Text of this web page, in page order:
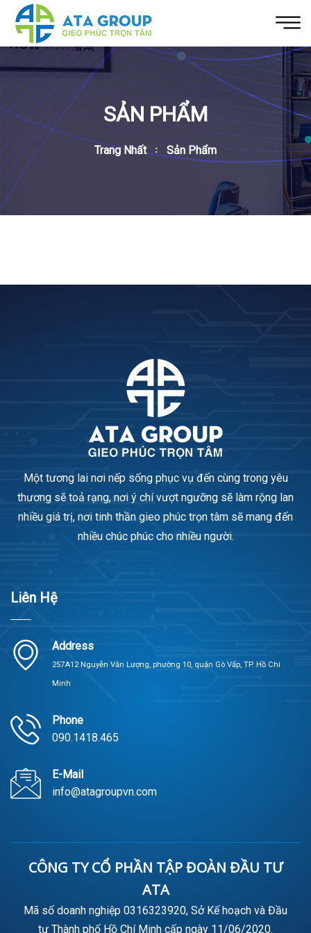
SẢN PHẨM
Trang Nhất Sản Phẩm
Một tương lai nơi nếp sống phục vụ đến cùng trong yêu
thương sẽ toả rạng, nơi ý chí vượt ngưỡng sẽ làm rộng lan
nhiều giá trị, nơi tinh thần gieo phúc trọn tâm sẽ mang đến
nhiều chúc phúc cho nhiều người.
Liên Hệ
Address
257A12 Nguyễn Văn Lượng, phường 10, quận Gò Vấp, TP. Hồ Chí
Minh
Phone
090.1418.465
E-Mail
info@atagroupvn.com
CÔNG TY CỔ PHẦN TẬP ĐOÀN ĐẦU TƯ
ATA
Mã số doanh nghiệp 0316323920, Sở Kế hoạch và Đầu
tư Thành phố Hồ Chí Minh cấp ngày 11/06/2020.